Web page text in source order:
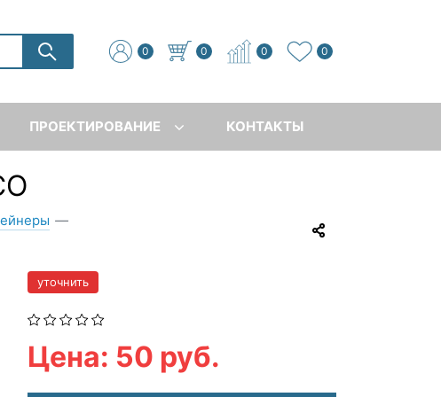
0 0 0 0
ПРОЕКТИРОВАНИЕ КОНТАКТЫ
—
уточнить
Цена: 50 руб.